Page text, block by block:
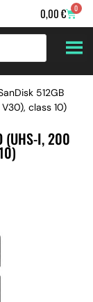
0,00€ 0
512GB
class 10)
(UHS-I, 200